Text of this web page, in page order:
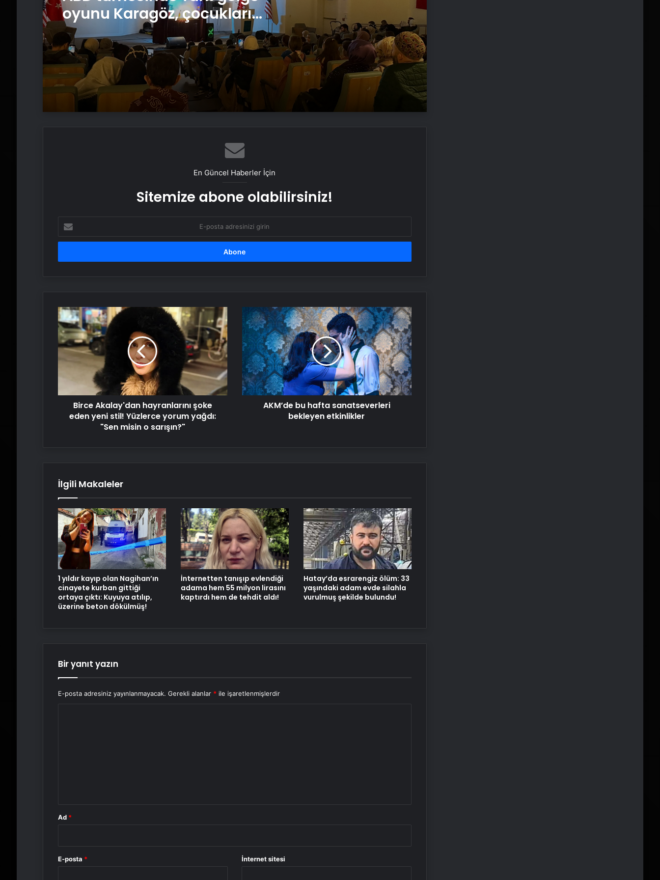
oyunu Karagöz, çocukları
büyüledi
Hollanda’da Andy Warhol’un
tablosunun da olduğu 46 sanat
eseri çöpe atıldı
Titanik’in batmadan önce bir
yolcunun yazdığı mektup 400 bin
dolara satıldı
Bursa’da feci olay: 3 ay önce
ATMACA Füzesi Sinop’ta hedefi tam
En Güncel Haberler İçin
Sitemize abone olabilirsiniz!
posta
adresinizi
Birce
Akalay'dan
hayranlarını
şoke
eden
yeni
Yüzlerce
yorum
yağdı:
"Sen
Birce Akalay'dan hayranlarını şoke
eden yeni stil! Yüzlerce yorum yağdı:
"Sen misin o sarışın?"
AKM’de
bu
hafta
sanatseverleri
bekleyen
etkinlikler
AKM’de bu hafta sanatseverleri
bekleyen etkinlikler
İlgili Makaleler
1 yıldır kayıp olan Nagihan’ın
cinayete kurban gittiği
ortaya çıktı: Kuyuya atılıp,
üzerine beton dökülmüş!
İnternetten tanışıp evlendiği
adama hem 55 milyon lirasını
kaptırdı hem de tehdit aldı!
Hatay’da esrarengiz ölüm: 33
yaşındaki adam evde silahla
vurulmuş şekilde bulundu!
Bir yanıt yazın
E-posta adresiniz yayınlanmayacak. Gerekli alanlar * ile işaretlenmişlerdir
Ad *
E-posta * İnternet sitesi